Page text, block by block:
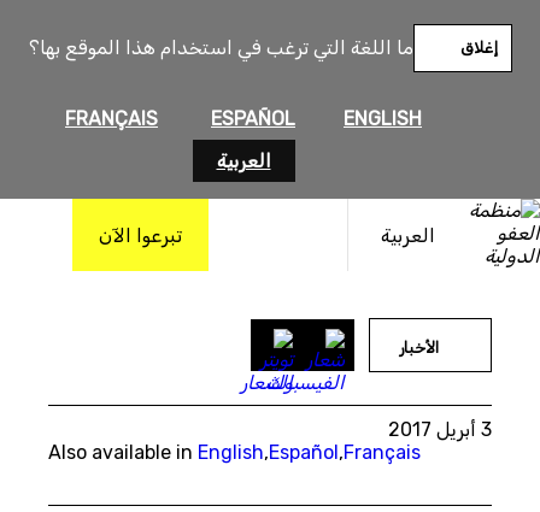
ما اللغة التي ترغب في استخدام هذا الموقع بها؟
ENGLISH
ESPAÑOL
FRANÇAIS
العربية
إغلاق
العربية تبرعوا الآن
المحتوى
الأخبار
3 أبريل 2017
Also available in English,Español,Français